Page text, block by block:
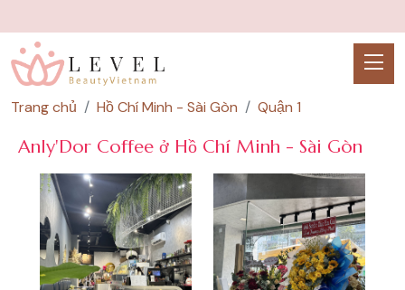
Trang chủ Hồ Chí Minh - Sài Gòn Quận 1
Anly'Dor Coffee ở Hồ Chí Minh - Sài Gòn